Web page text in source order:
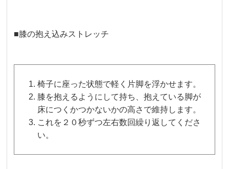
■膝の抱え込みストレッチ
椅子に座った状態で軽く片脚を浮かせます。
膝を抱えるようにして持ち、抱えている脚が
床につくかつかないかの高さで維持します。
これを２０秒ずつ左右数回繰り返してくださ
い。